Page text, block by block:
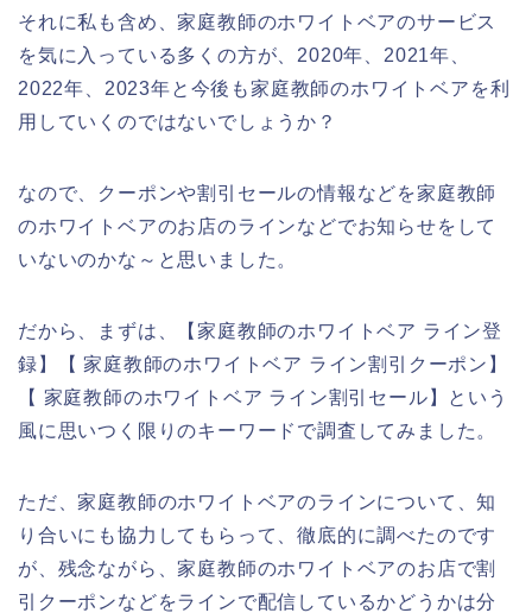
それに私も含め、家庭教師のホワイトベアのサービス
を気に入っている多くの方が、2020年、2021年、
2022年、2023年と今後も家庭教師のホワイトベアを利
用していくのではないでしょうか？
なので、クーポンや割引セールの情報などを家庭教師
のホワイトベアのお店のラインなどでお知らせをして
いないのかな～と思いました。
だから、まずは、【家庭教師のホワイトベア ライン登
録】【 家庭教師のホワイトベア ライン割引クーポン】
【 家庭教師のホワイトベア ライン割引セール】という
風に思いつく限りのキーワードで調査してみました。
ただ、家庭教師のホワイトベアのラインについて、知
り合いにも協力してもらって、徹底的に調べたのです
が、残念ながら、家庭教師のホワイトベアのお店で割
引クーポンなどをラインで配信しているかどうかは分